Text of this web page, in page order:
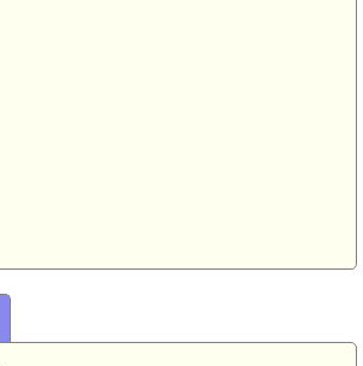
丹後 白川城